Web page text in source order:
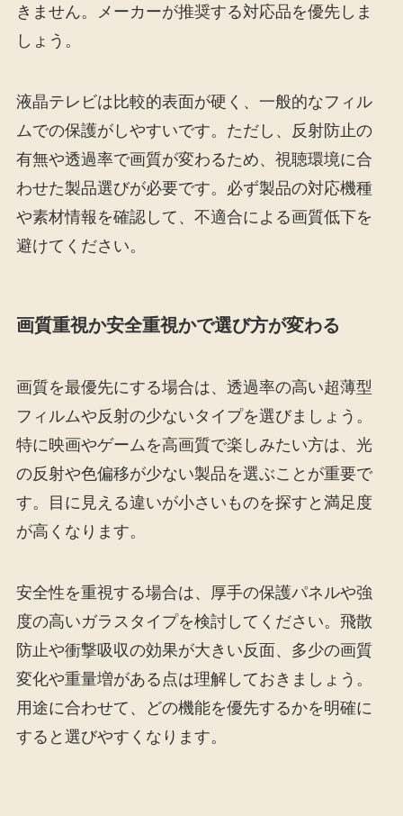
きません。メーカーが推奨する対応品を優先しま
しょう。
液晶テレビは比較的表面が硬く、一般的なフィル
ムでの保護がしやすいです。ただし、反射防止の
有無や透過率で画質が変わるため、視聴環境に合
わせた製品選びが必要です。必ず製品の対応機種
や素材情報を確認して、不適合による画質低下を
避けてください。
画質重視か安全重視かで選び方が変わる
画質を最優先にする場合は、透過率の高い超薄型
フィルムや反射の少ないタイプを選びましょう。
特に映画やゲームを高画質で楽しみたい方は、光
の反射や色偏移が少ない製品を選ぶことが重要で
す。目に見える違いが小さいものを探すと満足度
が高くなります。
安全性を重視する場合は、厚手の保護パネルや強
度の高いガラスタイプを検討してください。飛散
防止や衝撃吸収の効果が大きい反面、多少の画質
変化や重量増がある点は理解しておきましょう。
用途に合わせて、どの機能を優先するかを明確に
すると選びやすくなります。